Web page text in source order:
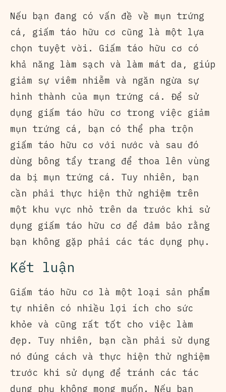
Nếu bạn đang có vấn đề về mụn trứng
cá, giấm táo hữu cơ cũng là một lựa
chọn tuyệt vời. Giấm táo hữu cơ có
khả năng làm sạch và làm mát da, giúp
giảm sự viêm nhiễm và ngăn ngừa sự
hình thành của mụn trứng cá. Để sử
dụng giấm táo hữu cơ trong việc giảm
mụn trứng cá, bạn có thể pha trộn
giấm táo hữu cơ với nước và sau đó
dùng bông tẩy trang để thoa lên vùng
da bị mụn trứng cá. Tuy nhiên, bạn
cần phải thực hiện thử nghiệm trên
một khu vực nhỏ trên da trước khi sử
dụng giấm táo hữu cơ để đảm bảo rằng
bạn không gặp phải các tác dụng phụ.
Kết luận
Giấm táo hữu cơ là một loại sản phẩm
tự nhiên có nhiều lợi ích cho sức
khỏe và cũng rất tốt cho việc làm
đẹp. Tuy nhiên, bạn cần phải sử dụng
nó đúng cách và thực hiện thử nghiệm
trước khi sử dụng để tránh các tác
dụng phụ không mong muốn. Nếu bạn